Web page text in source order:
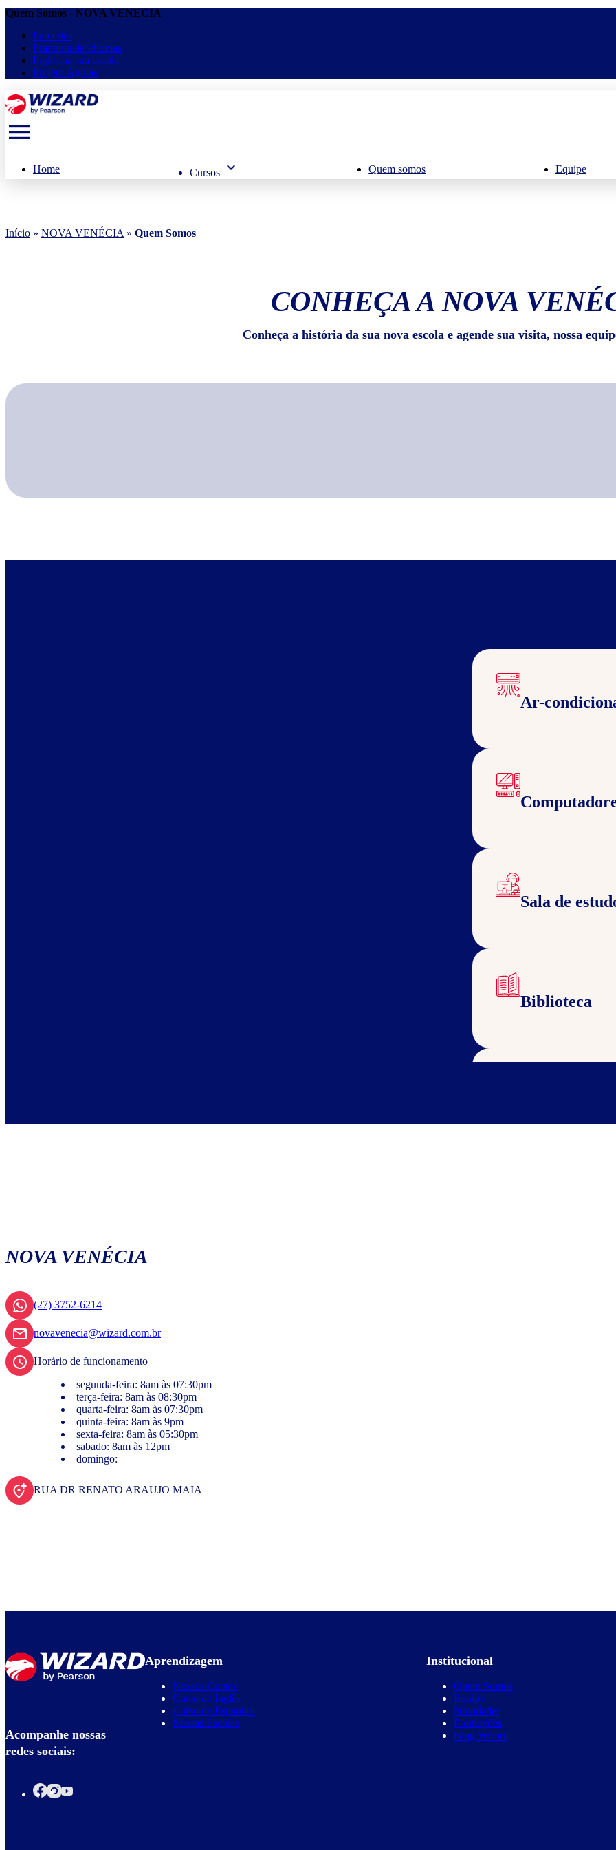
Quem Somos - NOVA VENÉCIA
Parcerias
Franquia de Idiomas
Inglês na sua escola
Projeto Águias
menu
Home Cursos keyboard_arrow_down Quem somos Equipe
Início » NOVA VENÉCIA » Quem Somos
CONHEÇA A NOVA
Conheça a história da sua nova escola e agende sua visita, nossa
Ar-
Sala de
Biblioteca
NOVA VENÉCIA
(27) 3752-6214
novavenecia@wizard.com.br
Horário de funcionamento
segunda-feira: 8am às 07:30pm
terça-feira: 8am às 08:30pm
quarta-feira: 8am às 07:30pm
quinta-feira: 8am às 9pm
sexta-feira: 8am às 05:30pm
sabado: 8am às 12pm
domingo:
RUA DR RENATO ARAUJO MAIA
Acompanhe nossas
redes sociais:
Aprendizagem
Nossos Cursos
Curso de Inglês
Curso de Espanhol
Nossas Escolas
Institucional
Quem Somos
Equipe
Novidades
Promoções
Blog Wizard